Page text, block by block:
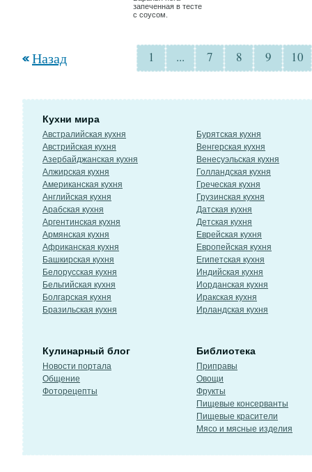
запеченная в тесте
с соусом.
Назад 1 ... 7 8 9 10
Кухни мира
Австралийская кухня
Австрийская кухня
Азербайджанская кухня
Алжирская кухня
Американская кухня
Английская кухня
Арабская кухня
Аргентинская кухня
Армянская кухня
Африканская кухня
Башкирская кухня
Белорусская кухня
Бельгийская кухня
Болгарская кухня
Бразильская кухня
Бурятская кухня
Венгерская кухня
Венесуэльская кухня
Голландская кухня
Греческая кухня
Грузинская кухня
Датская кухня
Детская кухня
Еврейская кухня
Европейская кухня
Египетская кухня
Индийская кухня
Иорданская кухня
Иракская кухня
Ирландская кухня
Кулинарный блог
Новости портала
Общение
Фоторецепты
Библиотека
Приправы
Овощи
Фрукты
Пищевые консерванты
Пищевые красители
Мясо и мясные изделия